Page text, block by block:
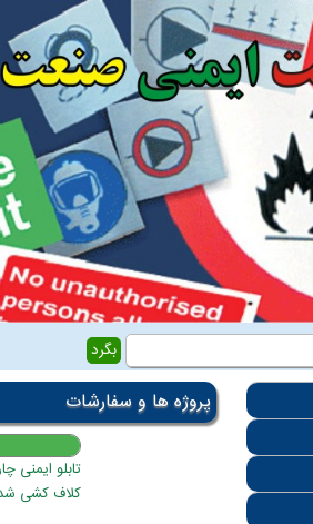
پروژه ها و سفارشات
تابلو ایمنی
کلاف کشی شده / تحویل